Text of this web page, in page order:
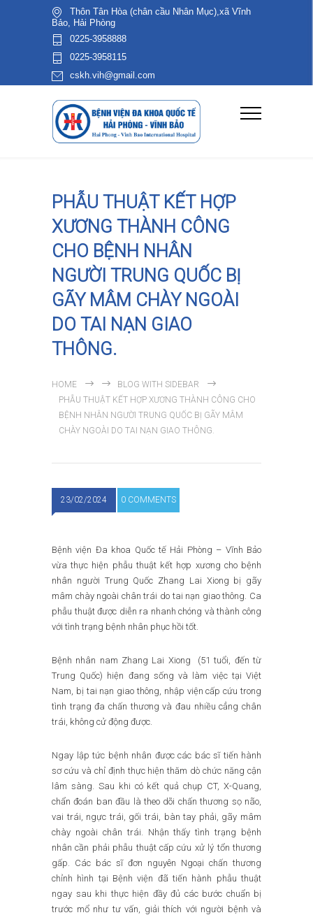
Thôn Tân Hòa (chân cầu Nhân Mục),xã Vĩnh
Bảo, Hải Phòng
0225-3958888
0225-3958115
cskh.vih@gmail.com
PHẪU THUẬT KẾT HỢP
XƯƠNG THÀNH CÔNG
CHO BỆNH NHÂN
NGƯỜI TRUNG QUỐC BỊ
GÃY MÂM CHÀY NGOÀI
DO TAI NẠN GIAO
THÔNG.
HOME
BLOG WITH SIDEBAR
PHẪU THUẬT KẾT HỢP XƯƠNG THÀNH CÔNG CHO
BỆNH NHÂN NGƯỜI TRUNG QUỐC BỊ GÃY MÂM
CHÀY NGOÀI DO TAI NẠN GIAO THÔNG.
23/02/2024 0 COMMENTS
Bệnh viện Đa khoa Quốc tế Hải Phòng – Vĩnh Bảo
vừa thực hiện phẫu thuật kết hợp xương cho bệnh
nhân người Trung Quốc Zhang Lai Xiong bị gãy
mâm chày ngoài chân trái do tai nạn giao thông. Ca
phẫu thuật được diễn ra nhanh chóng và thành công
với tình trạng bệnh nhân phục hồi tốt.
Bệnh nhân nam Zhang Lai Xiong (51 tuổi, đến từ
Trung Quốc) hiện đang sống và làm việc tại Việt
Nam, bị tai nạn giao thông, nhập viện cấp cứu trong
tình trạng đa chấn thương và đau nhiều cẳng chân
trái, không cử động được.
Ngay lập tức bệnh nhân được các bác sĩ tiến hành
sơ cứu và chỉ định thực hiện thăm dò chức năng cận
lâm sàng. Sau khi có kết quả chụp CT, X-Quang,
chẩn đoán ban đầu là theo dõi chấn thương sọ não,
vai trái, ngực trái, gối trái, bàn tay phải, gãy mâm
chày ngoài chân trái. Nhận thấy tình trạng bệnh
nhân cần phải phẫu thuật cấp cứu xử lý tổn thương
gấp. Các bác sĩ đơn nguyên Ngoại chấn thương
chỉnh hình tại Bệnh viện đã tiến hành phẫu thuật
ngay sau khi thực hiện đầy đủ các bước chuẩn bị
trước mổ như tư vấn, giải thích với người bệnh và